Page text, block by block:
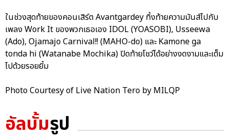
ในช่วงสุดท้ายของคอนเสิร์ต Avantgardey ทิ้งท้ายความมันส์ไปกับ
เพลง Work It ของพวกเธอเอง IDOL (YOASOBI), Usseewa
(Ado), Ojamajo Carnival!! (MAHO-do) และ Kamone ga
tonda hi (Watanabe Mochika) ปิดท้ายโชว์ได้อย่างงดงามและเต็ม
ไปด้วยรอยยิ้ม
Photo Courtesy of Live Nation Tero by MILQP
อัลบั้มรูป